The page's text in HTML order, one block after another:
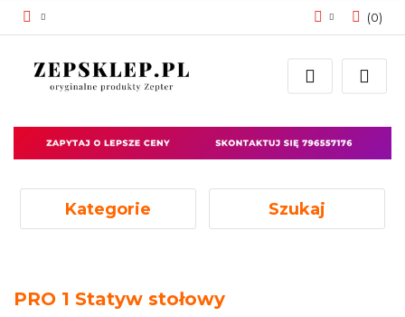
Zaloguj się
Zarejestruj się
Zgody cookies
(0)
Kategorie Szukaj
PRO 1 Statyw stołowy